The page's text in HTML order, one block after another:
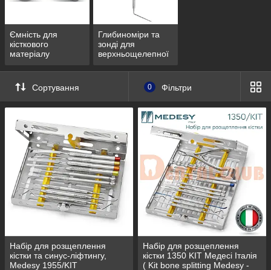
Ємність для
кісткового
матеріалу
Глибиноміри та
зонді для
верхньощелепної
Сортування 0 Фільтри
Набір для розщеплення
кістки та синус-ліфтингу,
Medesy 1955/KIT
Набір для розщеплення
кістки 1350 KIT Медесі Італія
( Kit bone splitting Medesy -